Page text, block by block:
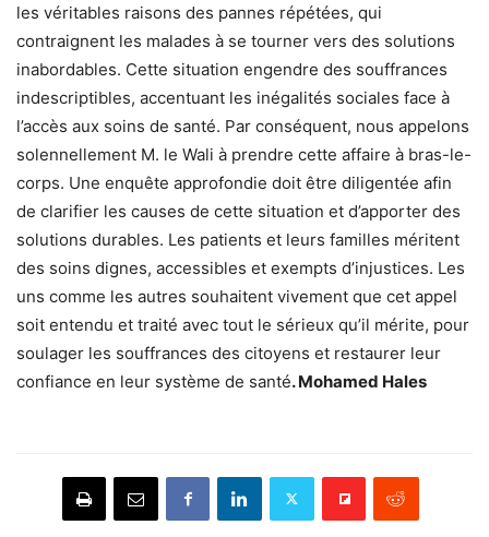
les véritables raisons des pannes répétées, qui
contraignent les malades à se tourner vers des solutions
inabordables. Cette situation engendre des souffrances
indescriptibles, accentuant les inégalités sociales face à
l’accès aux soins de santé. Par conséquent, nous appelons
solennellement M. le Wali à prendre cette affaire à bras-le-
corps. Une enquête approfondie doit être diligentée afin
de clarifier les causes de cette situation et d’apporter des
solutions durables. Les patients et leurs familles méritent
des soins dignes, accessibles et exempts d’injustices. Les
uns comme les autres souhaitent vivement que cet appel
soit entendu et traité avec tout le sérieux qu’il mérite, pour
soulager les souffrances des citoyens et restaurer leur
confiance en leur système de santé. Mohamed Hales